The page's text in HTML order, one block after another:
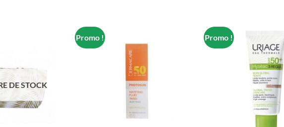
DE STOCK
Promo ! Promo !